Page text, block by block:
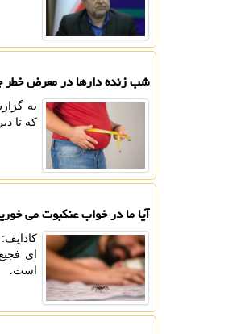
شب زنده دارها در معرض خطر
به
که تا
آیا ما در خواب عنکبوت می
ای
است.